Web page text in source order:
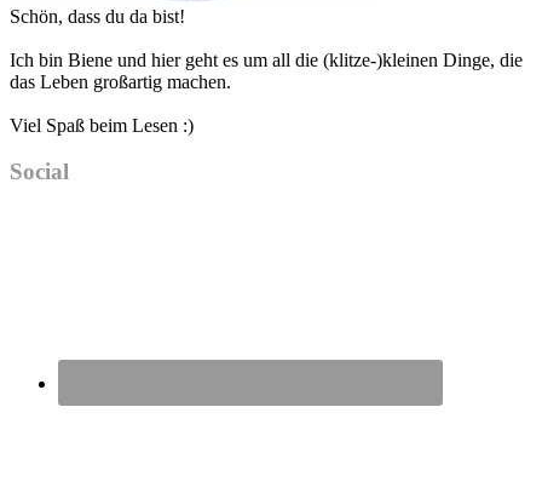
Schön, dass du da bist!
Ich bin Biene und hier geht es um all die (klitze-)kleinen Dinge, die
das Leben großartig machen.
Viel Spaß beim Lesen :)
Social